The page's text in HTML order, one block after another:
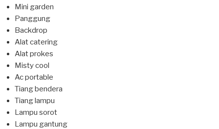
Mini garden
Panggung
Backdrop
Alat catering
Alat prokes
Misty cool
Ac portable
Tiang bendera
Tiang lampu
Lampu sorot
Lampu gantung